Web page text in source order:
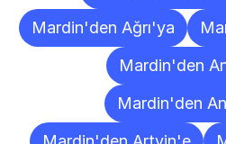
Mardin'den Ağrı'ya
Mardin'den
Mardin'den